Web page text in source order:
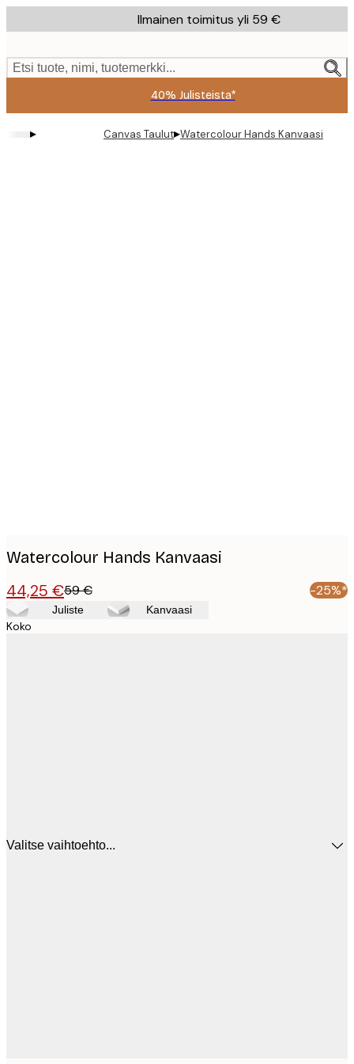
to
content.
Ilmainen toimitus yli 59 €
Etsi tuote, nimi, tuotemerkki...
40% Julisteista*
▸ Canvas Taulut▸Watercolour Hands Kanvaasi
Watercolour Hands Kanvaasi
44,25 €59 € -25%*
Juliste Kanvaasi
Koko
Valitse vaihtoehto...